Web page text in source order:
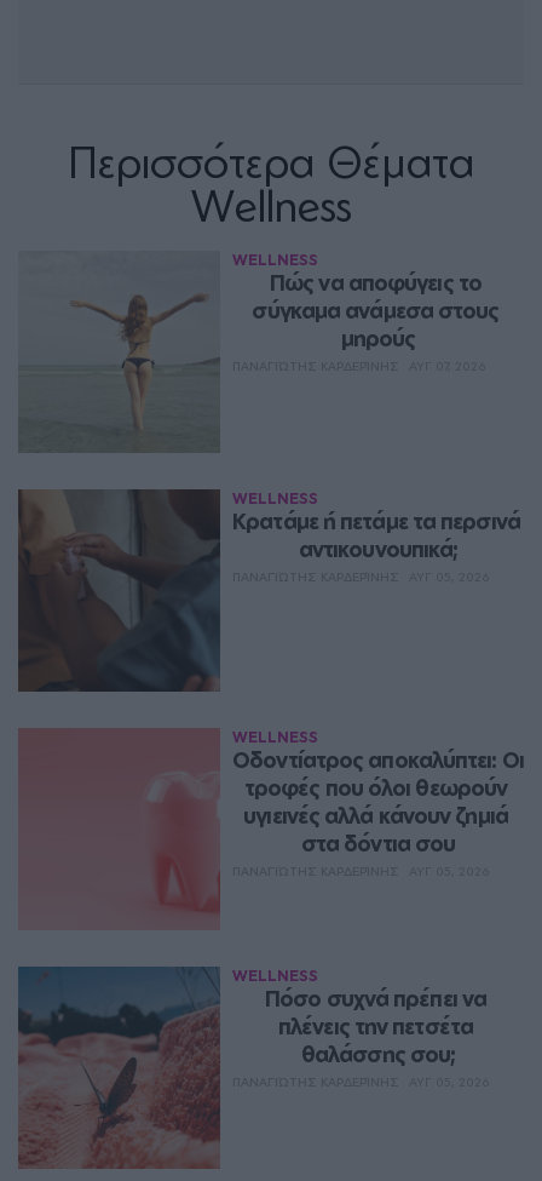
Περισσότερα Θέματα
Wellness
WELLNESS
Πώς να αποφύγεις το
σύγκαμα ανάμεσα στους
μηρούς
WELLNESS
Κρατάμε ή πετάμε τα περσινά
αντικουνουπικά;
WELLNESS
Οδοντίατρος αποκαλύπτει: Οι
τροφές που όλοι θεωρούν
υγιεινές αλλά κάνουν ζημιά
στα δόντια σου
WELLNESS
Πόσο συχνά πρέπει να
πλένεις την πετσέτα
θαλάσσης σου;